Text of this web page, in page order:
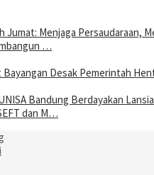
Jumat: Menjaga Persaudaraan,
…
Bayangan Desak Pemerintah
Bandung Berdayakan
dan M…